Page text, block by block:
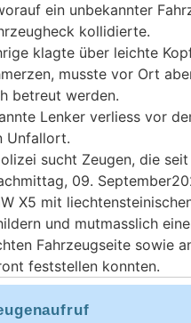
ein unbekannter
kollidierte.
klagte über leichte
musste vor Ort
betreut werden.
Lenker verliess vor
Unfallort.
sucht Zeugen, die seit
09.
X5 mit
und mutmasslich
Fahrzeugseite sowie
feststellen konnten.